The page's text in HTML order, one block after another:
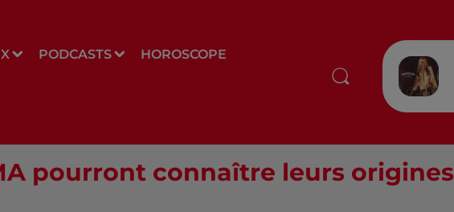
PODCASTS HOROSCOPE
pourront connaître leurs origines